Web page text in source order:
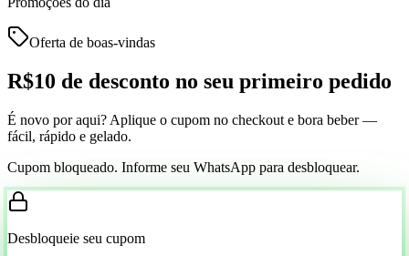
Oferta de boas-vindas
R$10 de desconto no seu primeiro pedido
É novo por aqui? Aplique o cupom no checkout e bora beber —
fácil, rápido e gelado.
Cupom bloqueado. Informe seu WhatsApp para desbloquear.
Desbloqueie seu cupom